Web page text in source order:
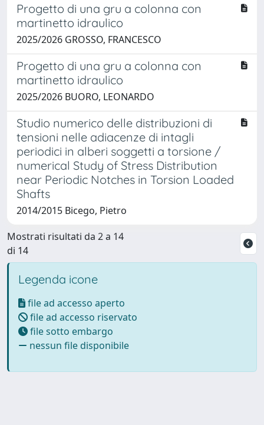
Progetto di una gru a colonna con
martinetto idraulico
2025/2026 GROSSO, FRANCESCO
Progetto di una gru a colonna con
martinetto idraulico
2025/2026 BUORO, LEONARDO
Studio numerico delle distribuzioni di
tensioni nelle adiacenze di intagli
periodici in alberi soggetti a torsione /
numerical Study of Stress Distribution
near Periodic Notches in Torsion Loaded
Shafts
2014/2015 Bicego, Pietro
Mostrati risultati da 2 a 14
di 14
Legenda icone
file ad accesso aperto
file ad accesso riservato
file sotto embargo
nessun file disponibile